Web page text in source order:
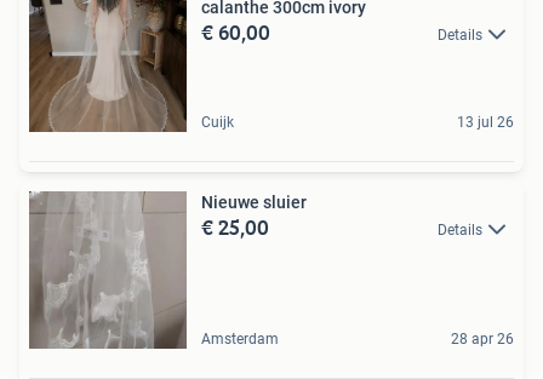
calanthe 300cm ivory
€ 60,00 Details
Cuijk 13 jul 26
Nieuwe sluier
€ 25,00 Details
Amsterdam 28 apr 26